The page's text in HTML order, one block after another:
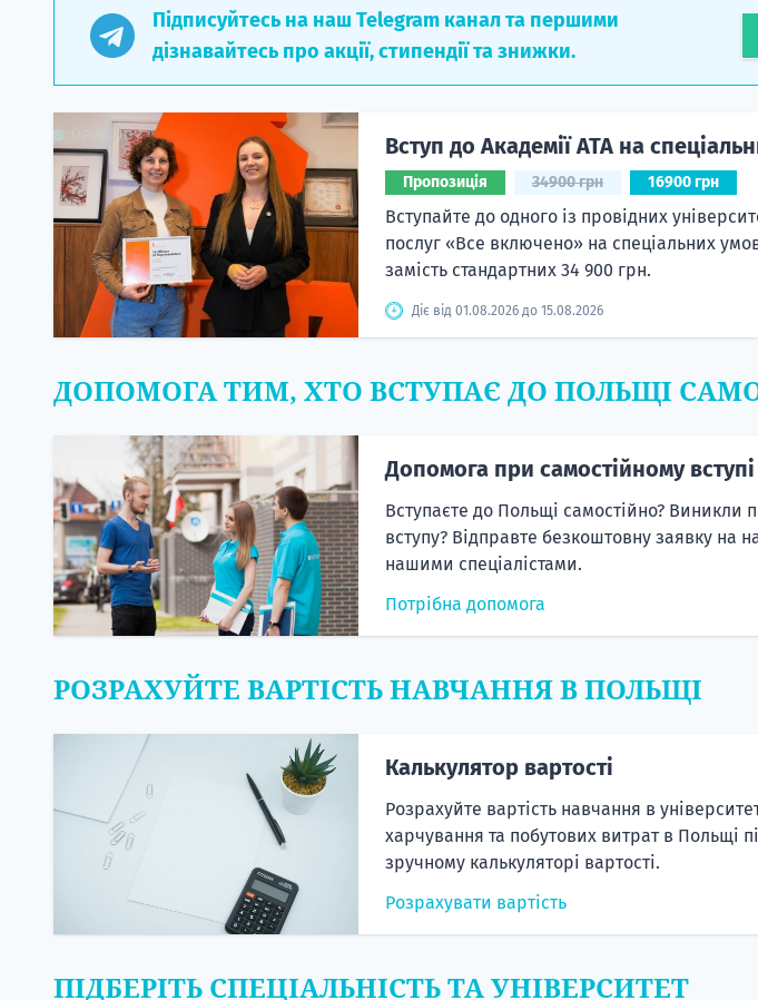
Підписуйтесь на наш Telegram канал та першими
дізнавайтесь про акції, стипендії та знижки.
Вступ до Академії ATA на
Пропозиція 34900 грн 16900 грн
Вступайте до одного із провідних
послуг «Все включено» на спеціальних
замість стандартних 34 900 грн.
Діє від 01.08.2026 до 15.08.2026
ДОПОМОГА ТИМ, ХТО ВСТУПАЄ ДО ПОЛЬЩІ
Допомога при самостійному вступі
Вступаєте до Польщі самостійно? Виникли
вступу? Відправте безкоштовну заявку на
нашими спеціалістами.
Потрібна допомога
РОЗРАХУЙТЕ ВАРТІСТЬ НАВЧАННЯ В ПОЛЬЩІ
Калькулятор вартості
Розрахуйте вартість навчання в
харчування та побутових витрат в Польщі
зручному калькуляторі вартості.
Розрахувати вартість
ПІДБЕРІТЬ СПЕЦІАЛЬНІСТЬ ТА УНІВЕРСИТЕТ